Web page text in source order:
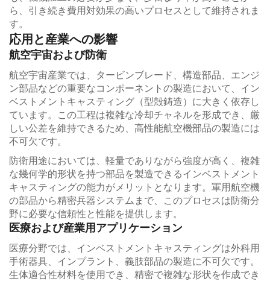
ら、引き続き費用対効果の高いプロセスとして維持されま
す。
応用と産業への影響
航空宇宙および防衛
航空宇宙産業では、タービンブレード、構造部品、エンジ
ン部品などの重要なコンポーネントの製造において、イン
ベストメントキャスティング（型殻鋳造）に大きく依存し
ています。この工程は複雑な冷却チャネルを形成でき、厳
しい公差を維持できるため、高性能航空機部品の製造には
不可欠です。
防衛用途においては、軽量でありながら強度が高く、複雑
な幾何学的形状を持つ部品を製造できるインベストメント
キャスティングの能力がメリットとなります。軍用航空機
の部品から精密兵器システムまで、このプロセスは防衛分
野に必要な信頼性と性能を提供します。
医療および産業用アプリケーション
医療分野では、インベストメントキャスティングは外科用
手術器具、インプラント、義肢部品の製造に不可欠です。
生体適合性材料を使用でき、精密で複雑な形状を作成でき